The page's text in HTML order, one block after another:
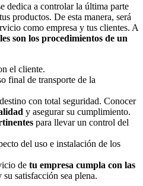
dedica a controlar la última parte
productos. De esta manera, será
como empresa y tus clientes. A
son los procedimientos de un
el cliente.
final de transporte de la
con total seguridad. Conocer
y asegurar su cumplimiento.
para llevar un control del
del uso e instalación de los
de tu empresa cumpla con las
su satisfacción sea plena.